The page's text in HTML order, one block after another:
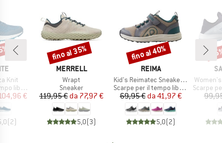
Knit
libero
ridotto
€
(2)
MARCHIO
MERRELL
Articolo
Wrapt
Gruppo di prodotti
Sneaker
Prezzo
119,95 € Prezzo ridotto
da 77,97 €
5,0(3)
Sconto
fino al 35%
MARCHIO
REIMA
Articolo
Kid's Reimatec Sneakers Enkka
Gruppo di prodotti
Scarpe per il tempo libero
Prezzo
69,95 € Prezzo ridotto
da 41,97 €
5,0(2)
Sconto
fino al 40%
Articolo
Gruppo
Scarpe